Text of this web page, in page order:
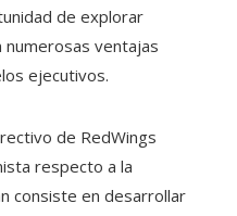
de explorar
ventajas
ejecutivos.
de RedWings
respecto a la
consiste en desarrollar